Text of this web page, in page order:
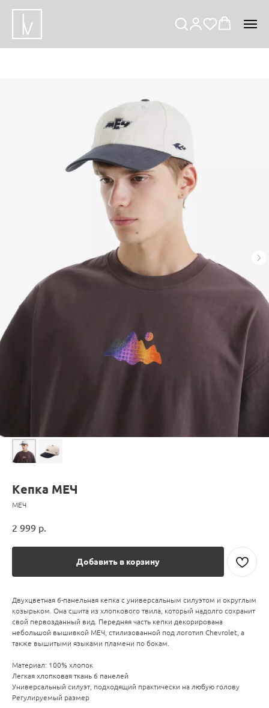
Кепка МЕЧ
МЕЧ
2 999 р.
Добавить в корзину
Двухцветная 6-панельная кепка с универсальным силуэтом и округлым
козырьком. Она сшита из хлопкового твила, который надолго сохранит
свой первозданный вид. Передняя часть кепки декорирована
небольшой вышивкой МЕЧ, стилизованной под логотип Chevrolet, а
также вышитыми языками пламени по бокам.
Материал: 100% хлопок
Легкая хлопковая ткань 6 панелей
Универсальный силуэт, подходящий практически на любую голову
Регулируемый размер